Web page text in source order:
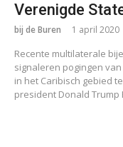
Verenigde
bij de Buren 1 april 2020
Recente multilaterale
signaleren pogingen
in het Caribisch gebied
president Donald